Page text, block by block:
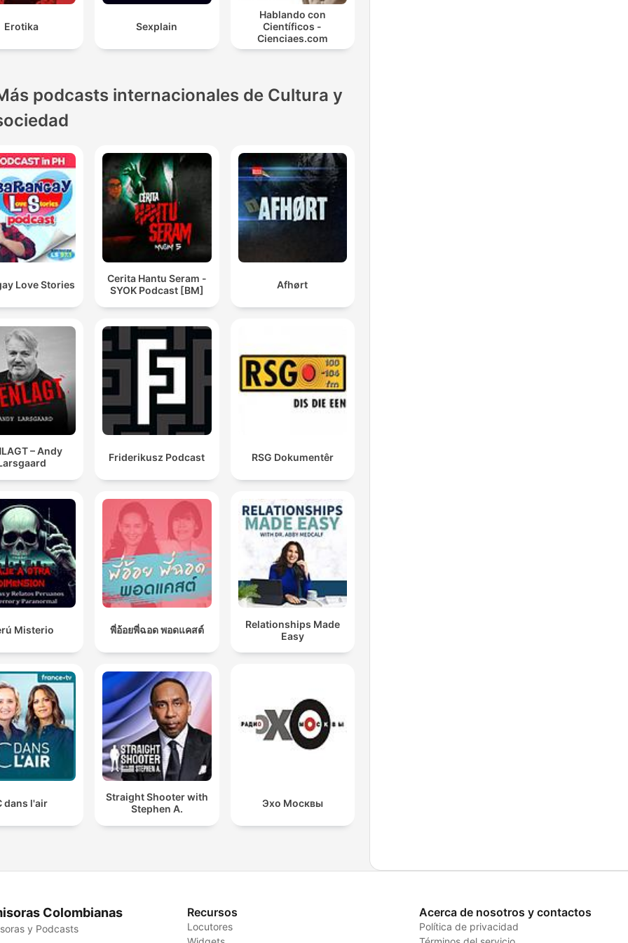
Erotika Sexplain
Hablando con
Científicos -
Cienciaes.com
podcasts internacionales de Cultura y
Love Stories
Cerita Hantu Seram -
SYOK Podcast [BM]
Afhørt
– Andy
Friderikusz Podcast RSG Dokumentêr
Misterio พี่อ้อยพี่ฉอด พอดแคสต์
Relationships Made
Easy
dans l'air
Straight Shooter with
Stephen A.
Эхо Москвы
Colombianas
y Podcasts
Recursos
Locutores
Acerca de nosotros y contactos
Política de privacidad